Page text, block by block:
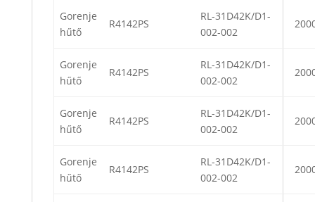
Gorenje
hűtő
R4142PS
RL-31D42K/D1-
002-002
Gorenje
hűtő
R4142PS
RL-31D42K/D1-
002-002
Gorenje
hűtő
R4142PS
RL-31D42K/D1-
002-002
Gorenje
hűtő
R4142PS
RL-31D42K/D1-
002-002